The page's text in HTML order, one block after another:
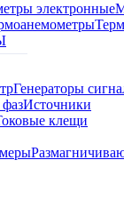
электронные
Генераторы
Источники
клещи